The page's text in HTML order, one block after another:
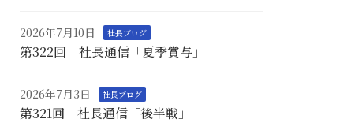
2026年7月10日 社長ブログ
第322回 社長通信「夏季賞与」
2026年7月3日 社長ブログ
第321回 社長通信「後半戦」